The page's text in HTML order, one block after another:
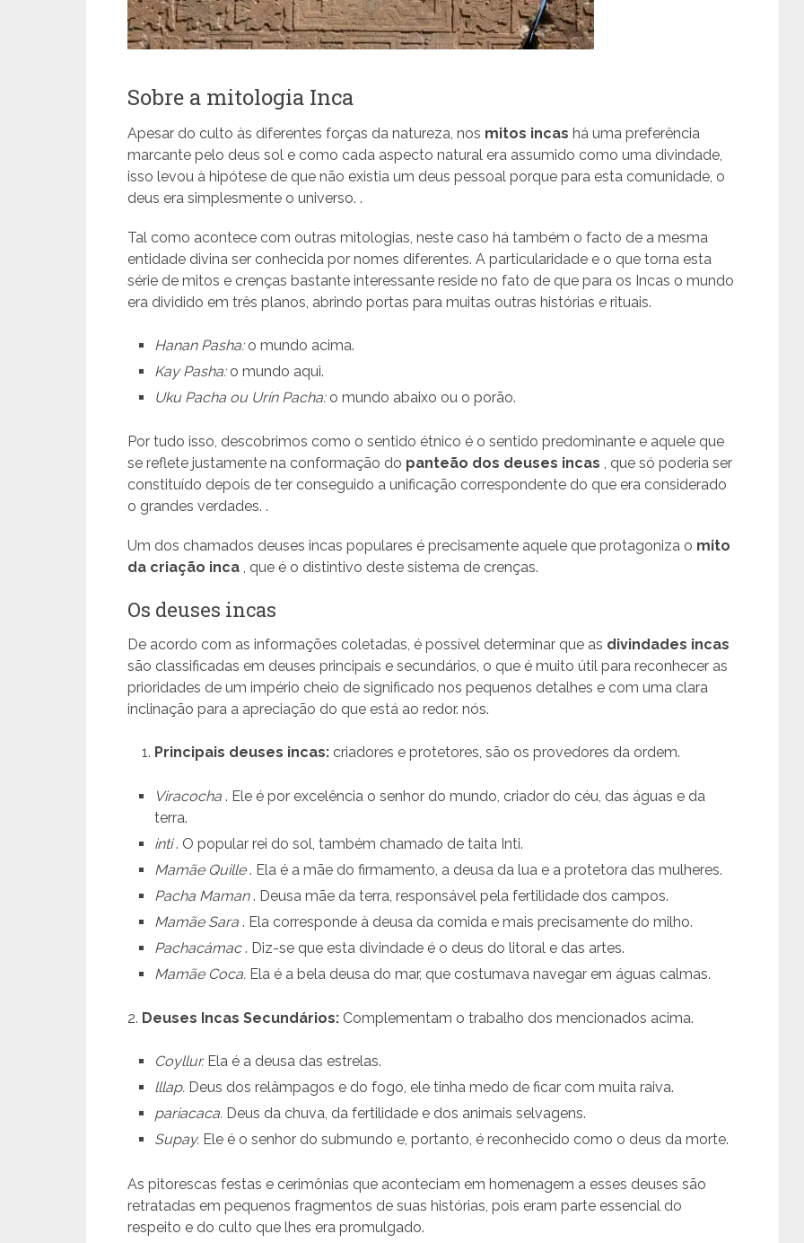
Sobre a mitologia Inca
Apesar do culto às diferentes forças da natureza, nos mitos incas há uma preferência
marcante pelo deus sol e como cada aspecto natural era assumido como uma divindade,
isso levou à hipótese de que não existia um deus pessoal porque para esta comunidade, o
deus era simplesmente o universo. .
Tal como acontece com outras mitologias, neste caso há também o facto de a mesma
entidade divina ser conhecida por nomes diferentes. A particularidade e o que torna esta
série de mitos e crenças bastante interessante reside no fato de que para os Incas o mundo
era dividido em três planos, abrindo portas para muitas outras histórias e rituais.
Hanan Pasha:o mundo acima.
Kay Pasha:o mundo aqui.
Uku Pacha ou Urín Pacha:o mundo abaixo ou o porão.
Por tudo isso, descobrimos como o sentido étnico é o sentido predominante e aquele que
se reflete justamente na conformação do panteão dos deuses incas , que só poderia ser
constituído depois de ter conseguido a unificação correspondente do que era considerado
o grandes verdades. .
Um dos chamados deuses incas populares é precisamente aquele que protagoniza o mito
da criação inca , que é o distintivo deste sistema de crenças.
Os deuses incas
De acordo com as informações coletadas, é possível determinar que as divindades incas
são classificadas em deuses principais e secundários, o que é muito útil para reconhecer as
prioridades de um império cheio de significado nos pequenos detalhes e com uma clara
inclinação para a apreciação do que está ao redor. nós.
Principais deuses incas: criadores e protetores, são os provedores da ordem.
Viracocha . Ele é por excelência o senhor do mundo, criador do céu, das águas e da
terra.
inti. O popular rei do sol, também chamado de taita Inti.
Mamãe Quille. Ela é a mãe do firmamento, a deusa da lua e a protetora das mulheres.
Pacha Maman. Deusa mãe da terra, responsável pela fertilidade dos campos.
Mamãe Sara . Ela corresponde à deusa da comida e mais precisamente do milho.
Pachacámac. Diz-se que esta divindade é o deus do litoral e das artes.
Mamãe Coca. Ela é a bela deusa do mar, que costumava navegar em águas calmas.
2. Deuses Incas Secundários: Complementam o trabalho dos mencionados acima.
Coyllur.Ela é a deusa das estrelas.
lllap. Deus dos relâmpagos e do fogo, ele tinha medo de ficar com muita raiva.
pariacaca. Deus da chuva, da fertilidade e dos animais selvagens.
Supay. Ele é o senhor do submundo e, portanto, é reconhecido como o deus da morte.
As pitorescas festas e cerimônias que aconteciam em homenagem a esses deuses são
retratadas em pequenos fragmentos de suas histórias, pois eram parte essencial do
respeito e do culto que lhes era promulgado.